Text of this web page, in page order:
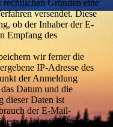
Gründen eine
versendet. Diese
ob der Inhaber der E-
Empfang des
wir ferner die
IP-Adresse des
der Anmeldung
Datum und die
dieser Daten ist
der E-Mail-
späteren Zeitpunkt